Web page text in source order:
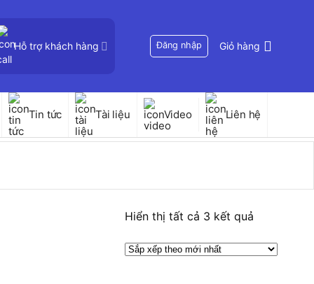
Hỗ trợ khách hàng Đăng nhập Giỏ hàng
Tin tức Tài liệu Video Liên hệ
Hiển thị tất cả 3 kết quả
xếp